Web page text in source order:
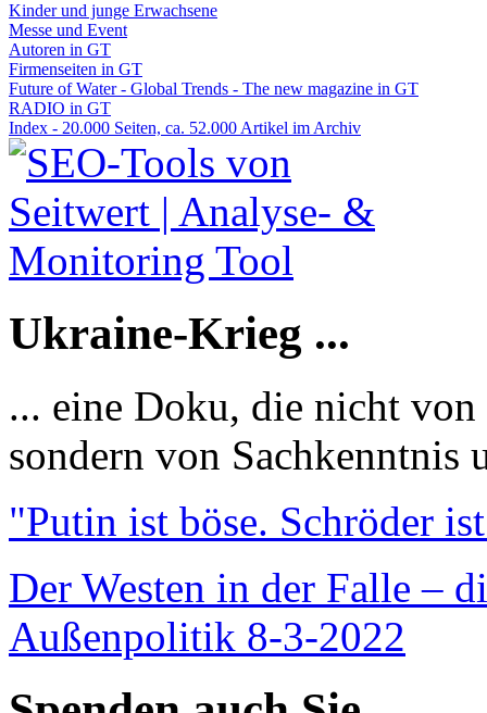
Kinder und junge Erwachsene
Messe und Event
Autoren in GT
Firmenseiten in GT
Future of Water - Global Trends - The new magazine in GT
RADIO in GT
Index - 20.000 Seiten, ca. 52.000 Artikel im Archiv
Ukraine-Krieg ...
... eine Doku, die nicht
sondern von Sachkenntnis
"Putin ist böse. Schröder
Der Westen in der Falle –
Außenpolitik 8-3-2022